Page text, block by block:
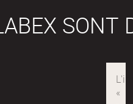
SONT